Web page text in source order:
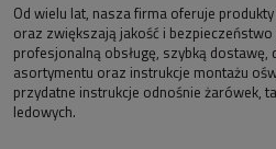
Od wielu lat, nasza firma oferuje
oraz zwiększają jakość i
profesjonalną obsługę, szybką
asortymentu oraz instrukcje montażu
przydatne instrukcje odnośnie żarówek,
ledowych.